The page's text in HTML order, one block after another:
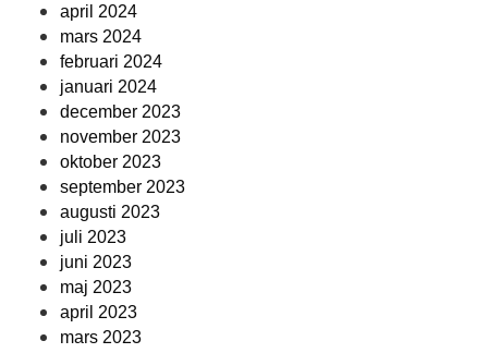
april 2024
mars 2024
februari 2024
januari 2024
december 2023
november 2023
oktober 2023
september 2023
augusti 2023
juli 2023
juni 2023
maj 2023
april 2023
mars 2023